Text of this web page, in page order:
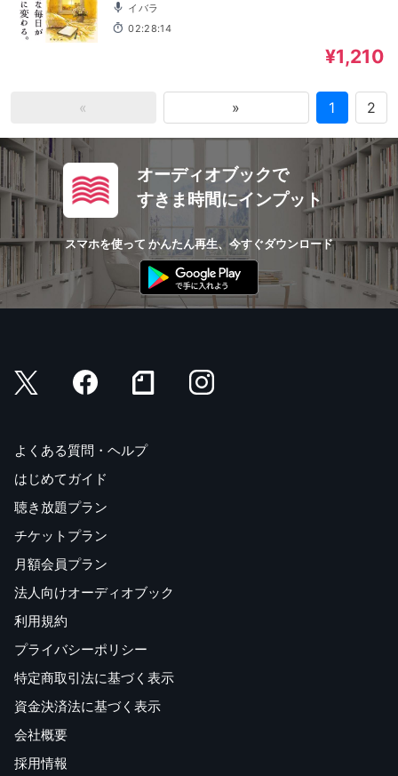
イバラ
02:28:14
¥1,210
« » 1 2
オーディオブックで
すきま時間にインプット
スマホを使って かんたん再生、今すぐダウンロード
よくある質問・ヘルプ
はじめてガイド
聴き放題プラン
チケットプラン
月額会員プラン
法人向けオーディオブック
利用規約
プライバシーポリシー
特定商取引法に基づく表示
資金決済法に基づく表示
会社概要
採用情報